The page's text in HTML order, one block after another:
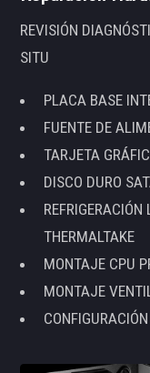
REVISIÓN
SITU
PLACA BASE
FUENTE DE
TARJETA
DISCO DURO
THERMALTAKE
MONTAJE CPU
MONTAJE